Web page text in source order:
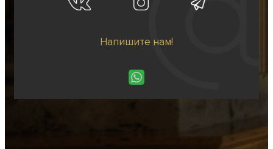
Напишите нам!